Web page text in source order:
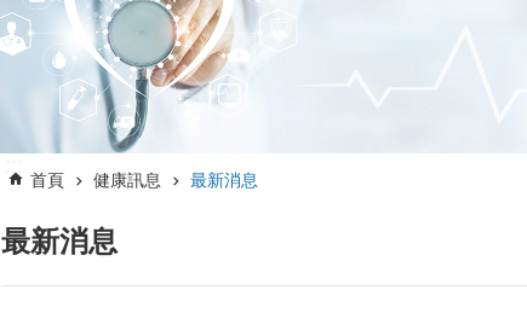
首頁 健康訊息 最新消息
最新消息